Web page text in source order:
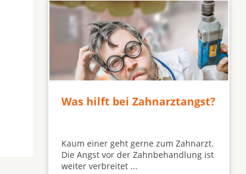
Was hilft bei Zahnarztangst?
Kaum einer geht gerne zum Zahnarzt.
Die Angst vor der Zahnbehandlung ist
weiter verbreitet ...